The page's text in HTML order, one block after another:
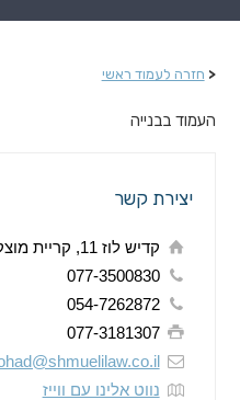
< חזרה לעמוד ראשי
העמוד בבנייה
יצירת קשר
קדיש לוז 11, קריית מוצקין
077-3500830
054-7262872
077-3181307
נווט אלינו עם ווייז